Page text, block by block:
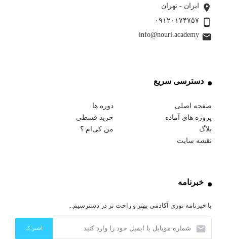
ایران - تهران
۰۹۱۲۰۱۷۴۷۵۷
info@nouri.academy
دسترسی سریع
صفحه اصلی
دوره ها
پروژه های آماده
خرید قسطی
بلاگ
من کی‌ام ؟
نقشه سایت
خبرنامه
با خبرنامه نوری آکادمی بهتر و راحت تر در دسترسیم...